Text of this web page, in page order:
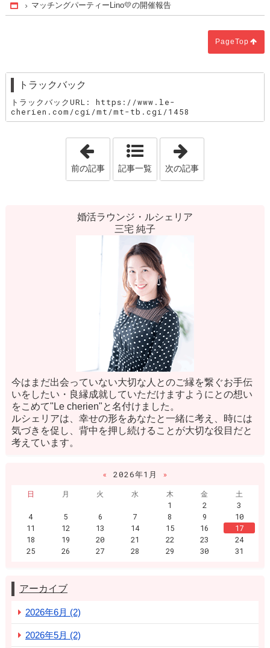
Home
マッチングパーティーLino💛の開催報告
PageTop
トラックバック
トラックバックURL: https://www.le-
cherien.com/cgi/mt/mt-tb.cgi/1458
「【新宿 婚活カフェ】 マッチングパ
前の記事 記事一覧 次の記事
婚活ラウンジ・ルシェリア
三宅 純子
今はまだ出会っていない大切な人とのご縁を繋ぐお手伝
いをしたい・良縁成就していただけますようにとの想い
をこめて"Le cherien"と名付けました。
ルシェリアは、幸せの形をあなたと一緒に考え、時には
気づきを促し、背中を押し続けることが大切な役目だと
考えています。
« 2026年1月
»
日
月 火 水 木 金
土
1
2
3
4
5 6 7 8 9
10
11
12 13 14 15 16
17
18
19 20 21 22 23
24
25
26 27 28 29 30 31
アーカイブ
2026年6月 (2)
2026年5月 (2)